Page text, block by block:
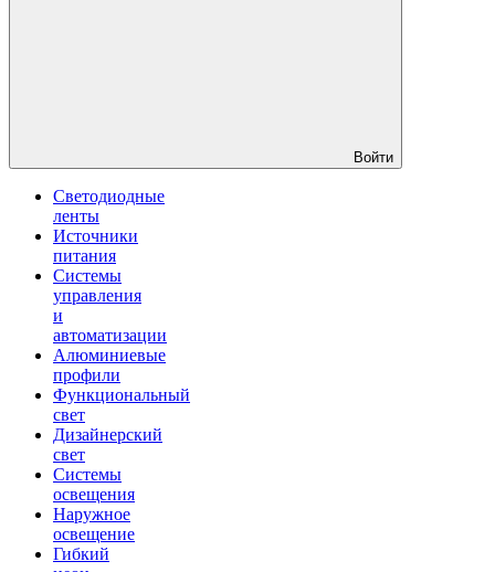
Войти
Светодиодные
ленты
Источники
питания
Системы
управления
и
автоматизации
Алюминиевые
профили
Функциональный
свет
Дизайнерский
свет
Системы
освещения
Наружное
освещение
Гибкий